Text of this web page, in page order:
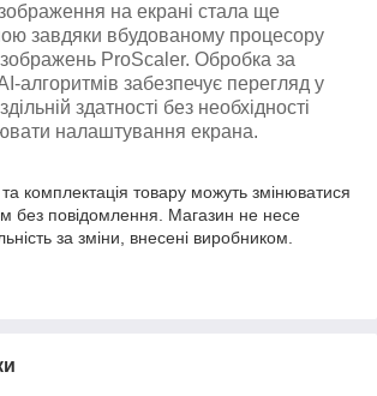
зображення на екрані стала ще
завдяки вбудованому процесору
ProScaler. Обробка за
алгоритмів забезпечує перегляд у
здатності без необхідності
налаштування екрана.
комплектація товару можуть змінюватися
без повідомлення. Магазин не несе
за зміни, внесені виробником.